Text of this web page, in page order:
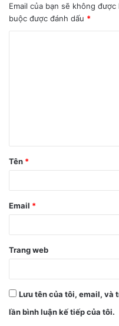
Email của bạn sẽ không
buộc được đánh dấu *
Tên *
Email *
Trang web
Lưu tên của tôi, email, và
lần bình luận kế tiếp của tôi.